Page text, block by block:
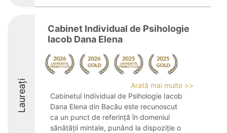
Laureați
Cabinet Individual de Psihologie
Iacob Dana Elena
Arată mai multe >>
Cabinetul Individual de Psihologie Iacob
Dana Elena din Bacău este recunoscut
ca un punct de referință în domeniul
sănătății mintale, punând la dispoziție o